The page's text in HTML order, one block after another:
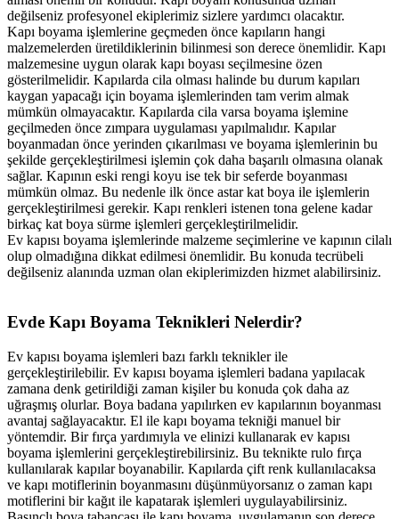
değilseniz profesyonel ekiplerimiz sizlere yardımcı olacaktır.
Kapı boyama işlemlerine geçmeden önce kapıların hangi
malzemelerden üretildiklerinin bilinmesi son derece önemlidir. Kapı
malzemesine uygun olarak kapı boyası seçilmesine özen
gösterilmelidir. Kapılarda cila olması halinde bu durum kapıları
kaygan yapacağı için boyama işlemlerinden tam verim almak
mümkün olmayacaktır. Kapılarda cila varsa boyama işlemine
geçilmeden önce zımpara uygulaması yapılmalıdır. Kapılar
boyanmadan önce yerinden çıkarılması ve boyama işlemlerinin bu
şekilde gerçekleştirilmesi işlemin çok daha başarılı olmasına olanak
sağlar. Kapının eski rengi koyu ise tek bir seferde boyanması
mümkün olmaz. Bu nedenle ilk önce astar kat boya ile işlemlerin
gerçekleştirilmesi gerekir. Kapı renkleri istenen tona gelene kadar
birkaç kat boya sürme işlemleri gerçekleştirilmelidir.
Ev kapısı boyama işlemlerinde malzeme seçimlerine ve kapının cilalı
olup olmadığına dikkat edilmesi önemlidir. Bu konuda tecrübeli
değilseniz alanında uzman olan ekiplerimizden hizmet alabilirsiniz.
Evde Kapı Boyama Teknikleri Nelerdir?
Ev kapısı boyama işlemleri bazı farklı teknikler ile
gerçekleştirilebilir. Ev kapısı boyama işlemleri badana yapılacak
zamana denk getirildiği zaman kişiler bu konuda çok daha az
uğraşmış olurlar. Boya badana yapılırken ev kapılarının boyanması
avantaj sağlayacaktır. El ile kapı boyama tekniği manuel bir
yöntemdir. Bir fırça yardımıyla ve elinizi kullanarak ev kapısı
boyama işlemlerini gerçekleştirebilirsiniz. Bu teknikte rulo fırça
kullanılarak kapılar boyanabilir. Kapılarda çift renk kullanılacaksa
ve kapı motiflerinin boyanmasını düşünmüyorsanız o zaman kapı
motiflerini bir kağıt ile kapatarak işlemleri uygulayabilirsiniz.